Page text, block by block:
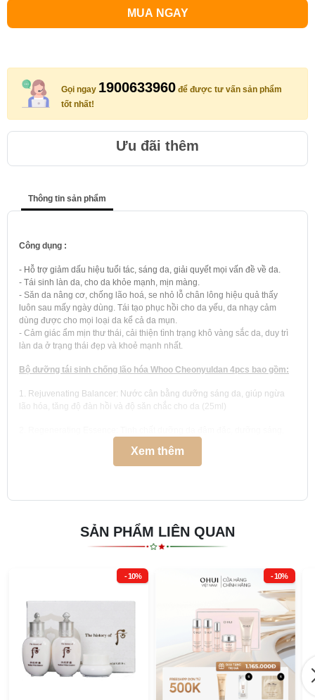
MUA NGAY
Gọi ngay 1900633960 để được tư vấn sản phẩm
tốt nhất!
Ưu đãi thêm
Thông tin sản phẩm
Công dụng :
- Hỗ trợ giảm dấu hiệu tuổi tác, sáng da, giải quyết mọi vấn đề về da.
- Tái sinh làn da, cho da khỏe mạnh, mịn màng.
- Săn da nâng cơ, chống lão hoá, se nhỏ lỗ chân lông hiệu quả thấy
luôn sau mấy ngày dùng. Tái tạo phục hồi cho da yếu, da nhạy cảm
dùng được cho mọi loại da kể cả da mụn.
- Cảm giác ẩm mịn thư thái, cải thiện tình trạng khô vàng sắc da, duy trì
làn da ở trạng thái đẹp và khoẻ mạnh nhất.
Bộ dưỡng tái sinh chống lão hóa Whoo Cheonyuldan 4pcs bao gồm:
1. Rejuvenating Balancer: Nước cân bằng dưỡng sáng da, giúp ngừa
lão hóa, tăng độ đàn hồi và độ săn chắc cho da (25ml)
3. Rejuvenating Emulsion: Sữa dưỡng sáng da và cô đặc, giúp ngăn
4. Regenerating Cream: Kem dưỡng da cao cấp, dưỡng sáng, giúp
là sản phẩm tái sinh da giúp kiểm soát lục
khí trên làn da, làm dịu nhẹ dòng chảy của sự lão hóa trên da, nuôi
bên trong, có khả năng chăm sóc toàn diện nhiều vấn đề trên da, từ vấn
đề thu nhỏ lỗ chân lông giúp da se khít láng mịn, đến việc điều tiết lượng
dầu và lượng nước trên da đưa da về trạng thái cân bằng ổn định lý
tưởng nhất.
Xuất xứ:Hàn Quốc
Thương hiệu:The history of Whoo
sử dụng theo trình tự nước cân bằng - sữa dưỡng
Xem thêm
SẢN PHẨM LIÊN QUAN
- 10% - 10%